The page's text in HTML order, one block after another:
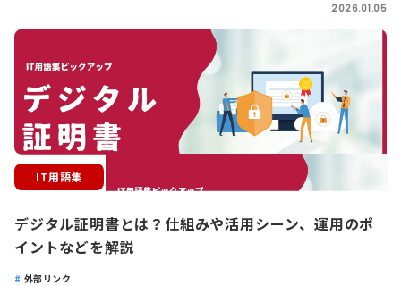
2026.01.05
IT用語集
デジタル証明書とは？仕組みや活用シーン、運用のポ
イントなどを解説
外部リンク